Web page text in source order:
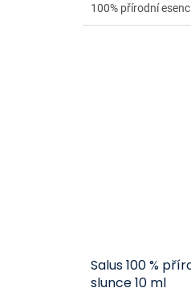
100% přírodní
Salus 100 %
slunce 10 ml